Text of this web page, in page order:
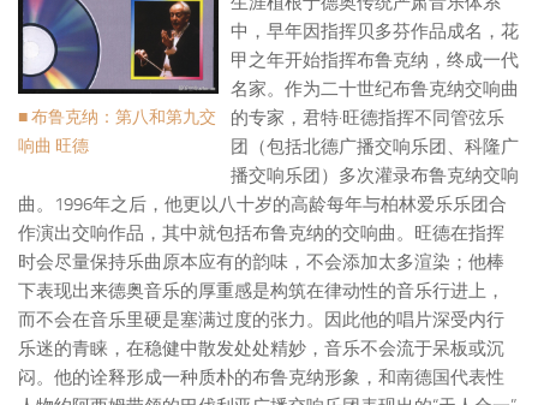
■ 布鲁克纳：第八和第九交
响曲 旺德
中，早年因指挥贝多芬作品成名，花
甲之年开始指挥布鲁克纳，终成一代
名家。作为二十世纪布鲁克纳交响曲
的专家，君特·旺德指挥不同管弦乐
团（包括北德广播交响乐团、科隆广
播交响乐团）多次灌录布鲁克纳交响
曲。1996年之后，他更以八十岁的高龄每年与柏林爱乐乐团合
作演出交响作品，其中就包括布鲁克纳的交响曲。旺德在指挥
时会尽量保持乐曲原本应有的韵味，不会添加太多渲染；他棒
下表现出来德奥音乐的厚重感是构筑在律动性的音乐行进上，
而不会在音乐里硬是塞满过度的张力。因此他的唱片深受内行
乐迷的青睐，在稳健中散发处处精妙，音乐不会流于呆板或沉
闷。他的诠释形成一种质朴的布鲁克纳形象，和南德国代表性